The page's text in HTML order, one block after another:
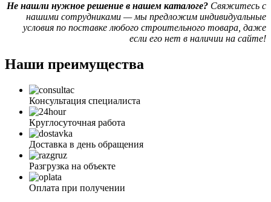
Не нашли нужное решение в нашем каталоге? Свяжитесь с
нашими сотрудниками — мы предложим индивидуальные
условия по поставке любого строительного товара, даже
если его нет в наличии на сайте!
Наши преимущества
Консультация специалиста
Круглосуточная работа
Доставка в день обращения
Разгрузка на объекте
Оплата при получении